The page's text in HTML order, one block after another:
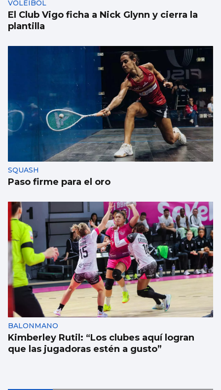
VOLEIBOL
El Club Vigo ficha a Nick Glynn y cierra la
plantilla
SQUASH
Paso firme para el oro
BALONMANO
Kimberley Rutil: “Los clubes aquí logran
que las jugadoras estén a gusto”